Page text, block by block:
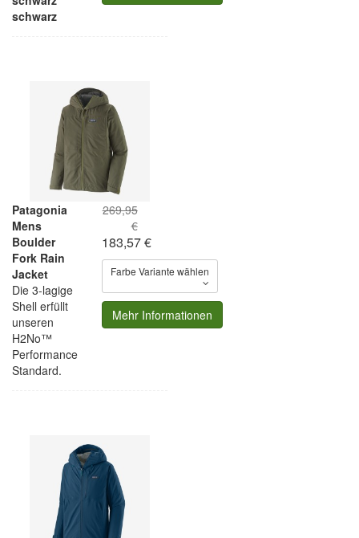
schwarz
Patagonia
Mens
Boulder
Fork Rain
Jacket
Die 3-lagige
Shell erfüllt
unseren
H2No™
Performance
Standard.
269,95
€
183,57 €
Farbe Variante wählen
Mehr Informationen